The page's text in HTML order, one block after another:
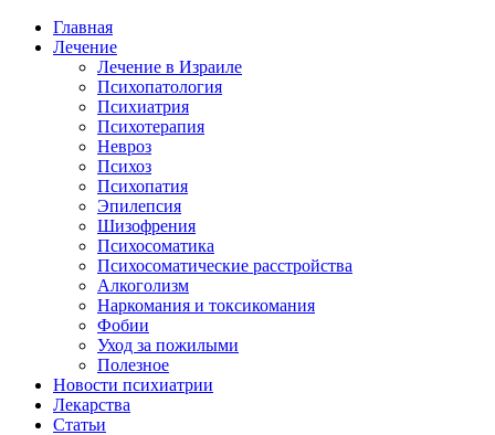
Главная
Лечение
Лечение в Израиле
Психопатология
Психиатрия
Психотерапия
Невроз
Психоз
Психопатия
Эпилепсия
Шизофрения
Психосоматика
Психосоматические расстройства
Алкоголизм
Наркомания и токсикомания
Фобии
Уход за пожилыми
Полезное
Новости психиатрии
Лекарства
Статьи